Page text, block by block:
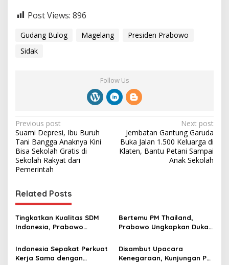
Post Views: 896
Gudang Bulog Magelang
Presiden Prabowo
Sidak
Follow Us
P
o
s
t
a
v
i
a
Previous post
Suami Depresi, Ibu Buruh
Tani Bangga Anaknya Kini
Bisa Sekolah Gratis di
Sekolah Rakyat dari
Pemerintah
Next post
Jembatan Gantung Garuda
Buka Jalan 1.500 Keluarga di
Klaten, Bantu Petani Sampai
Anak Sekolah
Related Posts
Tingkatkan Kualitas SDM
Indonesia, Prabowo
hingga Undang Universitas
Terbaik Dunia
Bertemu PM Thailand,
Prabowo Ungkapkan Duka
Selamat Ulang Tahun ke
Raja Thailand
Indonesia Sepakat Perkuat
Kerja Sama dengan
Disambut Upacara
Kenegaraan, Kunjungan PM